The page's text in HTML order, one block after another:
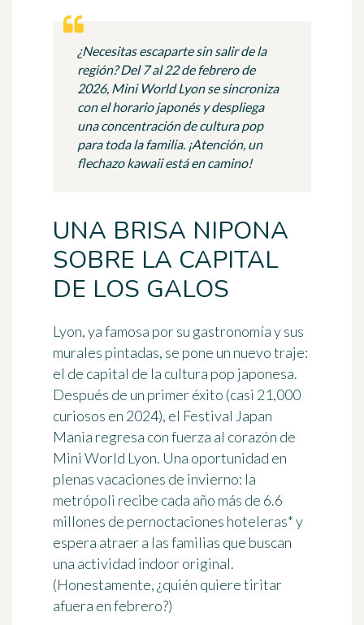
¿Necesitas escaparte sin salir de la
región? Del 7 al 22 de febrero de
2026, Mini World Lyon se sincroniza
con el horario japonés y despliega
una concentración de cultura pop
para toda la familia. ¡Atención, un
flechazo kawaii está en camino!
UNA BRISA NIPONA
SOBRE LA CAPITAL
DE LOS GALOS
Lyon, ya famosa por su gastronomía y sus
murales pintadas, se pone un nuevo traje:
el de capital de la cultura pop japonesa.
Después de un primer éxito (casi 21,000
curiosos en 2024), el Festival Japan
Mania regresa con fuerza al corazón de
Mini World Lyon. Una oportunidad en
plenas vacaciones de invierno: la
metrópoli recibe cada año más de 6.6
millones de pernoctaciones hoteleras* y
espera atraer a las familias que buscan
una actividad indoor original.
(Honestamente, ¿quién quiere tiritar
afuera en febrero?)